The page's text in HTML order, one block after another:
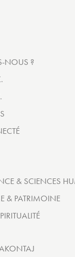
NOUS ?
& SCIENCES
& PATRIMOINE